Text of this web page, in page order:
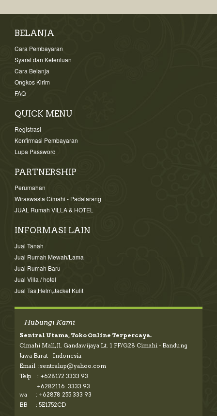
BELANJA
Cara Pembayaran
Syarat dan Ketentuan
Cara Belanja
Ongkos Kirim
FAQ
QUICK MENU
Registrasi
Konfirmasi Pembayaran
Lupa Password
PARTNERSHIP
Perumahan
Wiraswasta Cimahi - Padalarang
JUAL Rumah VILLA & HOTEL
INFORMASI LAIN
Jual Tanah
Jual Rumah Mewah/Lama
Jual Rumah Baru
Jual Villa / hotel
Jual Tas,Helm,Jacket Kulit
Hubungi Kami
Sentral Utama, Toko Online Terpercaya.
Cimahi Mall, Jl. Gandawijaya Lt. 1 FF/G28 Cimahi - Bandung
Jawa Barat - Indonesia
Email :sentralup@yahoo.com
Telp : +628172 3333 93
+6282116 3333 93
wa : +62878 255 333 93
BB : 5E1752CD